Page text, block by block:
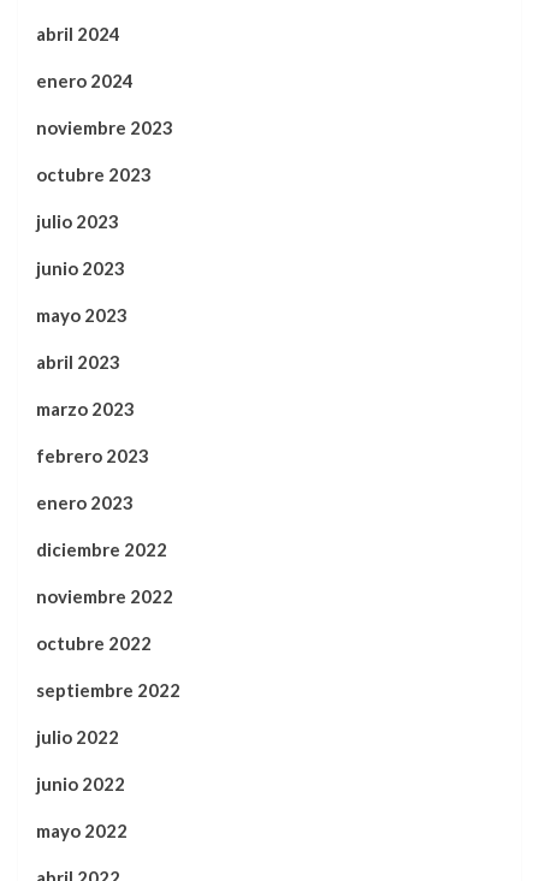
abril 2024
enero 2024
noviembre 2023
octubre 2023
julio 2023
junio 2023
mayo 2023
abril 2023
marzo 2023
febrero 2023
enero 2023
diciembre 2022
noviembre 2022
octubre 2022
septiembre 2022
julio 2022
junio 2022
mayo 2022